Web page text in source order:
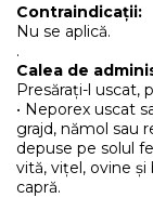
Contraindicații:
Nu se aplică.
.
Calea de
Presărați-l uscat,
• Neporex uscat
grajd, nămol sau
depuse pe solul
vită, vițel, ovine și
capră.